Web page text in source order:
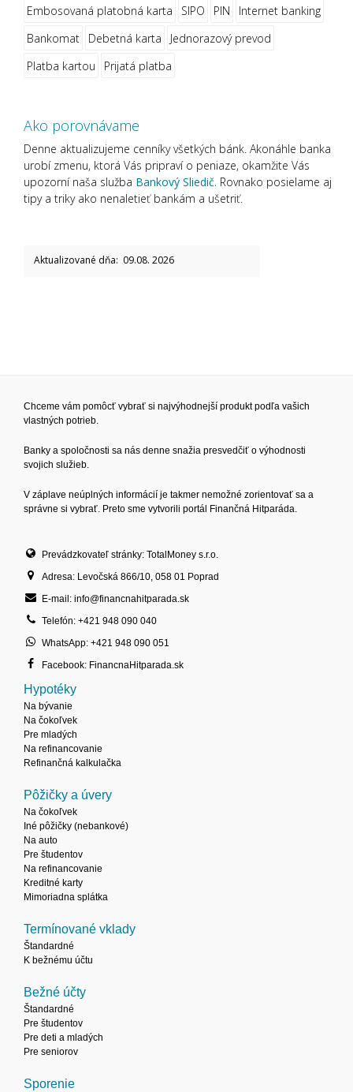
Embosovaná platobná karta
SIPO PIN
Internet banking
Bankomat
Debetná karta
Jednorazový prevod
Platba kartou
Prijatá platba
Ako porovnávame
Denne aktualizujeme cenníky všetkých bánk. Akonáhle banka
urobí zmenu, ktorá Vás pripraví o peniaze, okamžite Vás
upozorní naša služba Bankový Sliedič. Rovnako posielame aj
tipy a triky ako nenaletieť bankám a ušetriť.
Aktualizované dňa: 09.08. 2026
Chceme vám pomôcť vybrať si najvýhodnejší produkt podľa vašich
vlastných potrieb.
Banky a spoločnosti sa nás denne snažia presvedčiť o výhodnosti
svojich služieb.
V záplave neúplných informácií je takmer nemožné zorientovať sa a
správne si vybrať. Preto sme vytvorili portál Finančná Hitparáda.
Prevádzkovateľ stránky: TotalMoney s.r.o.
Adresa: Levočská 866/10, 058 01 Poprad
E-mail: info@financnahitparada.sk
Telefón: +421 948 090 040
WhatsApp: +421 948 090 051
Facebook: FinancnaHitparada.sk
Hypotéky
Na bývanie
Na čokoľvek
Pre mladých
Na refinancovanie
Refinančná kalkulačka
Pôžičky a úvery
Na čokoľvek
Iné pôžičky (nebankové)
Na auto
Pre študentov
Na refinancovanie
Kreditné karty
Mimoriadna splátka
Termínované vklady
Štandardné
K bežnému účtu
Bežné účty
Štandardné
Pre študentov
Pre deti a mladých
Pre seniorov
Sporenie